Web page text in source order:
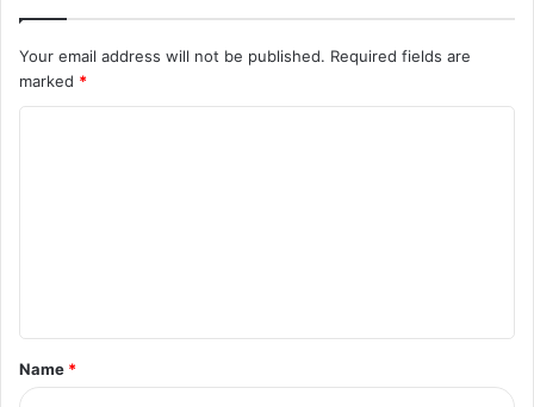
Your email address will not be published. Required fields are
marked *
t
*
Name *